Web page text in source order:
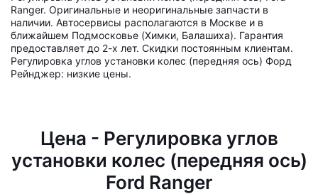
Ranger. Оригинальные и неоригинальные запчасти в
наличии. Автосервисы располагаются в Москве и в
ближайшем Подмосковье (Химки, Балашиха). Гарантия
предоставляет до 2-х лет. Скидки постоянным клиентам.
Регулировка углов установки колес (передняя ось) Форд
Рейнджер: низкие цены.
Цена - Регулировка углов
установки колес (передняя ось)
Ford Ranger